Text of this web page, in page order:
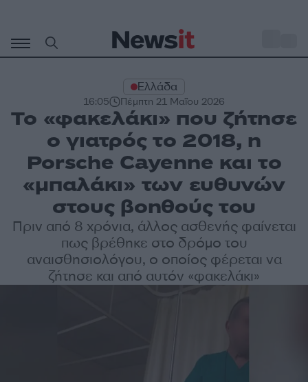
περιεχόμενο
Ελλάδα
16:05 Πέμπτη 21 Μαΐου 2026
Το «φακελάκι» που ζήτησε
ο γιατρός το 2018, η
Porsche Cayenne και το
«μπαλάκι» των ευθυνών
στους βοηθούς του
Πριν από 8 χρόνια, άλλος ασθενής φαίνεται
πως βρέθηκε στο δρόμο του
αναισθησιολόγου, ο οποίος φέρεται να
ζήτησε και από αυτόν «φακελάκι»